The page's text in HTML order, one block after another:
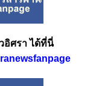
อิศรา ได้ที่นี่